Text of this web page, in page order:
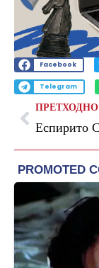
Facebook
Telegram
ПРЕТХОДНО